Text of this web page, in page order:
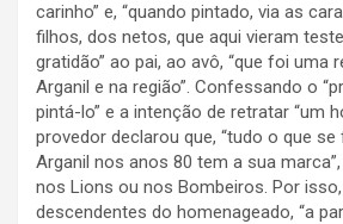
carinho” e, “quando pintado, via as
filhos, dos netos, que aqui vieram
gratidão” ao pai, ao avô, “que foi uma
Arganil e na região”. Confessando o
pintá-lo” e a intenção de retratar “um
provedor declarou que, “tudo o que
Arganil nos anos 80 tem a sua
nos Lions ou nos Bombeiros. Por
descendentes do homenageado, “a